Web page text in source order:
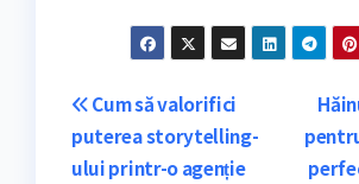
Navigare
în
Cum să valorifici
puterea storytelling-
ului printr-o agenție